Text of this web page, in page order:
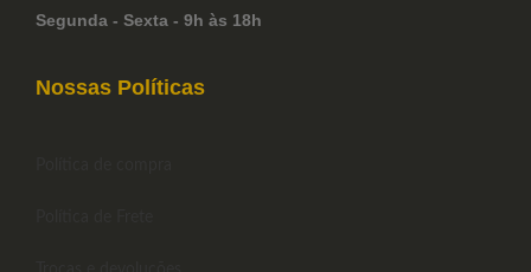
Segunda - Sexta - 9h às 18h
Nossas Políticas